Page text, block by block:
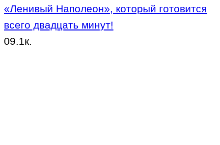
«Ленивый Наполеон», который готовится
всего двадцать минут!
09.1к.